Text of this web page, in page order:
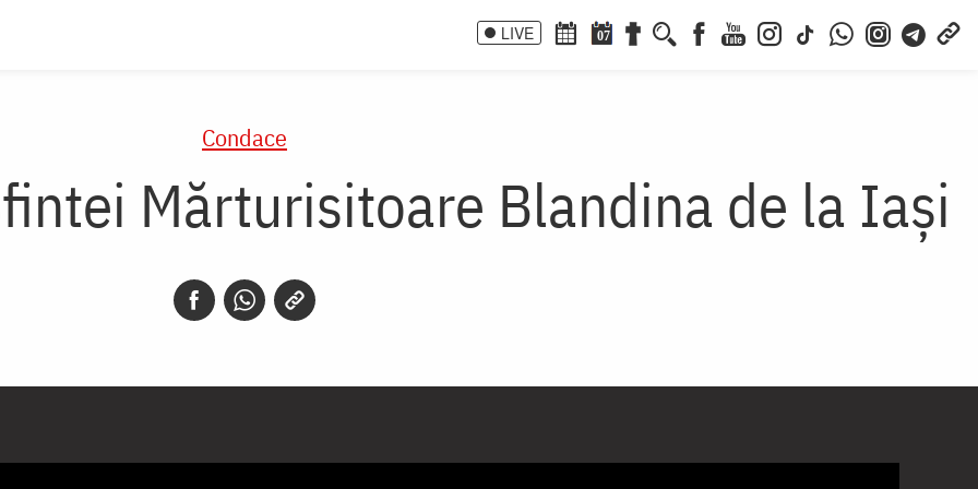
LIVE 07
Condace
Mărturisitoare Blandina de la Iași